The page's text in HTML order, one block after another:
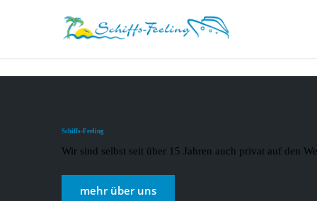
Schiffs-Feeling
Wir sind selbst seit über 15 Jahren auch privat auf den
mehr über uns